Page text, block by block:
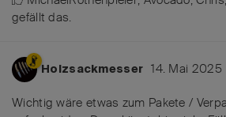
gefällt das.
Holzsackmesser 14. Mai 2025
Wichtig wäre etwas zum Pakete /